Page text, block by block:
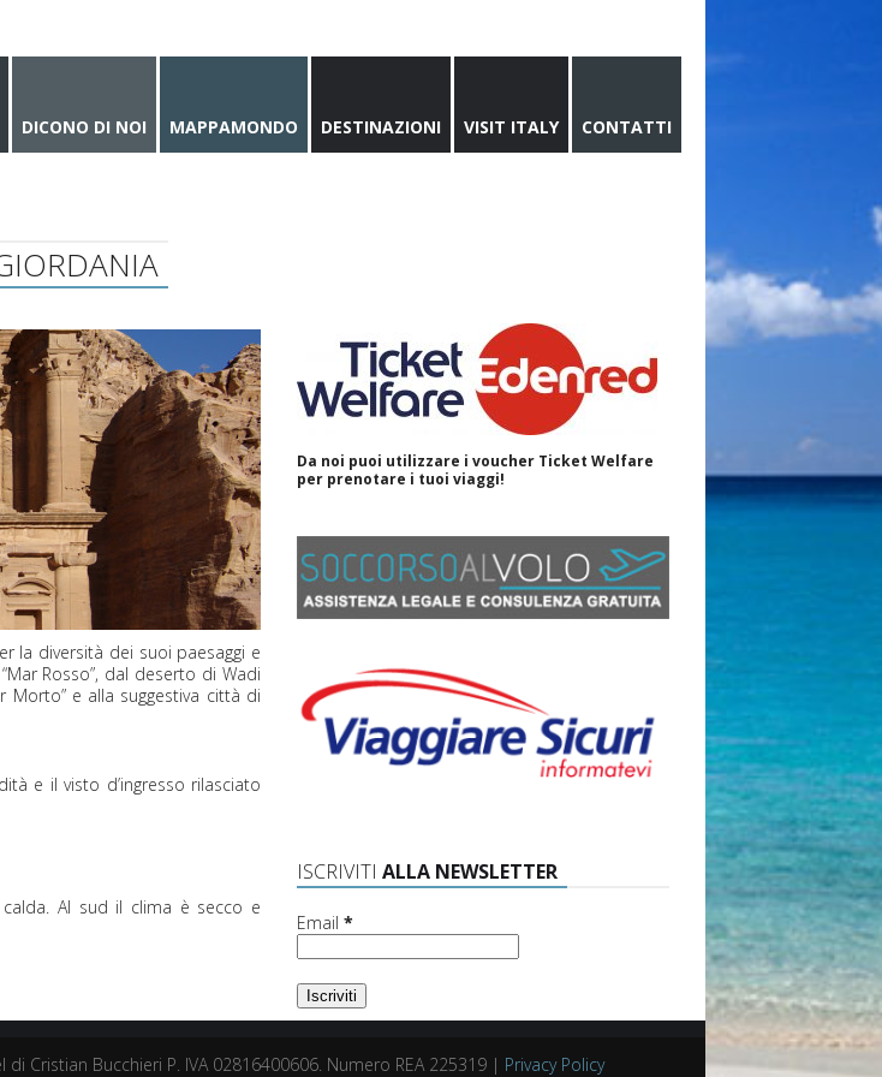
DICONO DI NOI MAPPAMONDO DESTINAZIONI VISIT ITALY CONTATTI
la diversità dei suoi paesaggi e
Rosso”, dal deserto di Wadi
Morto” e alla suggestiva città di
e il visto d’ingresso rilasciato
Al sud il clima è secco e
Da noi puoi utilizzare i voucher Ticket Welfare
per prenotare i tuoi viaggi!
ISCRIVITI ALLA NEWSLETTER
Email *
di Cristian Bucchieri P. IVA 02816400606. Numero REA 225319 | Privacy Policy